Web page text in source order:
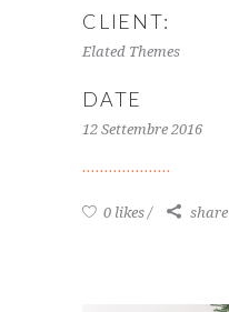
CLIENT:
Elated Themes
DATE
12 Settembre 2016
0 likes share